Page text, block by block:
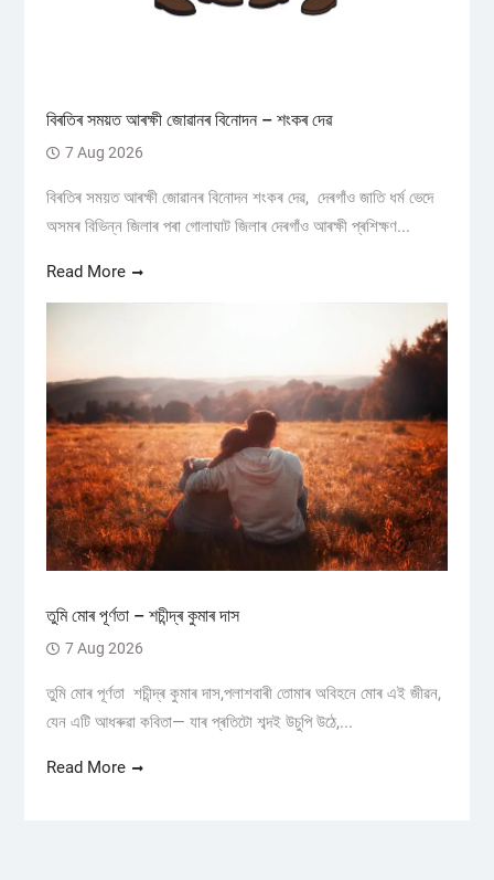
বিৰতিৰ সময়ত আৰক্ষী জোৱানৰ বিনোদন – শংকৰ দেৱ
7 Aug 2026
বিৰতিৰ সময়ত আৰক্ষী জোৱানৰ বিনোদন শংকৰ দেৱ, দেৰগাঁও জাতি ধৰ্ম ভেদে
অসমৰ বিভিন্ন জিলাৰ পৰা গোলাঘাট জিলাৰ দেৰগাঁও আৰক্ষী প্ৰশিক্ষণ...
Read More
তুমি মোৰ পূৰ্ণতা – শচীন্দ্ৰ কুমাৰ দাস
7 Aug 2026
তুমি মোৰ পূৰ্ণতা শচীন্দ্ৰ কুমাৰ দাস,পলাশবাৰী তোমাৰ অবিহনে মোৰ এই জীৱন,
যেন এটি আধৰুৱা কবিতা— যাৰ প্ৰতিটো শব্দই উচুপি উঠে,...
Read More